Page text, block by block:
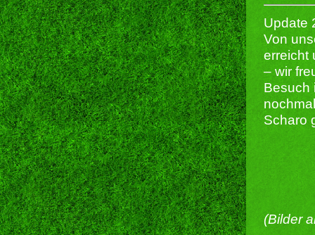
Update
Von
erreicht
– wir
Besuch
Scharo
(Bilder